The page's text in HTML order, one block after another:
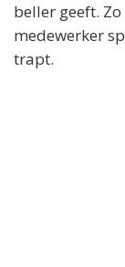
beller geeft.
medewerker
trapt.